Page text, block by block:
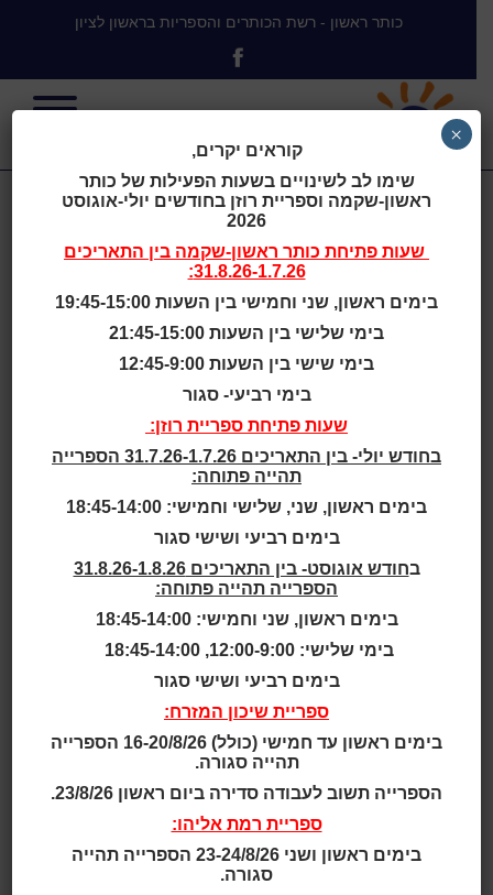
כותר ראשון - רשת הכותרים והספריות בראשון לציון
אירועים
ופעילויות
אירועים ופעילויות
יום המשפחה 2025
יום המשפחה 2025
אוגוסט 2026
קוראים יקרים,
שימו לב לשינויים בשעות הפעילות של כותר
ראשון-שקמה וספריית רוזן בחודשים יולי-אוגוסט
2026
שעות פתיחת כותר ראשון-שקמה בין התאריכים
31.8.26-1.7.26:
בימים ראשון, שני וחמישי בין השעות 19:45-15:00
בימי שלישי בין השעות 21:45-15:00
בימי שישי בין השעות 12:45-9:00
בימי רביעי- סגור
שעות פתיחת ספריית רוזן:
בחודש יולי- בין התאריכים 31.7.26-1.7.26 הספרייה
תהייה פתוחה:
בימים ראשון, שני, שלישי וחמישי: 18:45-14:00
בימים רביעי ושישי סגור
ב
חודש אוגוסט- בין התאריכים 31.8.26-1.8.26
הספרייה תהייה פתוחה:
בימים ראשון, שני וחמישי: 18:45-14:00
בימי שלישי: 12:00-9:00, 18:45-14:00
בימים רביעי ושישי סגור
ספריית שיכון המזרח:
בימים ראשון עד חמישי (כולל) 16-20/8/26 הספרייה
תהייה סגורה.
הספרייה תשוב לעבודה סדירה ביום ראשון 23/8/26.
ספריית רמת אליהו:
בימים ראשון ושני 23-24/8/26 הספרייה תהייה
סגורה.
×